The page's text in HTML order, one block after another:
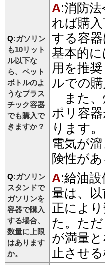
Q:ガソリン
も10リット
ル以下な
ら、ペット
ボトルのよ
うなプラス
チック容器
でも購入で
きますか？
A:消防
れば購
する容
基本的
用を推
ルでの
また、
ポリ容
ります
電気が
険性が
Q:ガソリン
スタンドで
ガソリンを
容器で購入
する場合、
数量に上限
はあります
か。
A:給油
量は、
正によ
た。た
が満量
止させ